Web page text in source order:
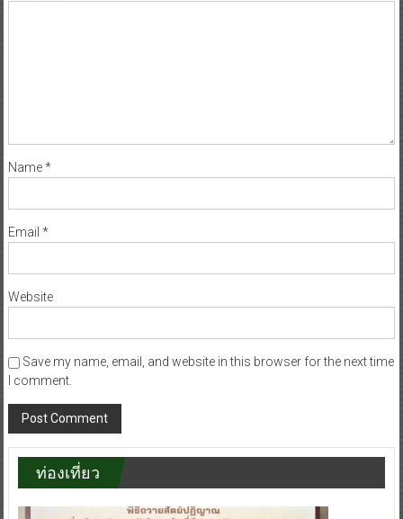
Name*
Email *
Website
Save my name, email, and website in this browser for the next time
I comment.
ท่องเที่ยว